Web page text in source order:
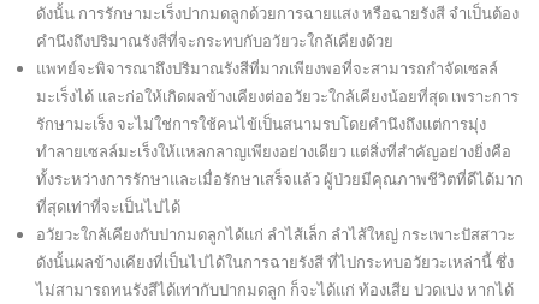
ดังนั้น การรักษามะเร็งปากมดลูกด้วยการฉายแสง หรือฉายรังสี จำเป็นต้อง
คำนึงถึงปริมาณรังสีที่จะกระทบกับอวัยวะใกล้เคียงด้วย
แพทย์จะพิจารณาถึงปริมาณรังสีที่มากเพียงพอที่จะสามารถกำจัดเซลล์
มะเร็งได้ และก่อให้เกิดผลข้างเคียงต่ออวัยวะใกล้เคียงน้อยที่สุด เพราะการ
รักษามะเร็ง จะไม่ใช่การใช้คนไข้เป็นสนามรบโดยคำนึงถึงแต่การมุ่ง
ทำลายเซลล์มะเร็งให้แหลกลาญเพียงอย่างเดียว แต่สิ่งที่สำคัญอย่างยิ่งคือ
ทั้งระหว่างการรักษาและเมื่อรักษาเสร็จแล้ว ผู้ป่วยมีคุณภาพชีวิตที่ดีได้มาก
ที่สุดเท่าที่จะเป็นไปได้
อวัยวะใกล้เคียงกับปากมดลูกได้แก่ ลำไส้เล็ก ลำไส้ใหญ่ กระเพาะปัสสาวะ
ดังนั้นผลข้างเคียงที่เป็นไปได้ในการฉายรังสี ที่ไปกระทบอวัยวะเหล่านี้ ซึ่ง
ไม่สามารถทนรังสีได้เท่ากับปากมดลูก ก็จะได้แก่ ท้องเสีย ปวดเบ่ง หากได้